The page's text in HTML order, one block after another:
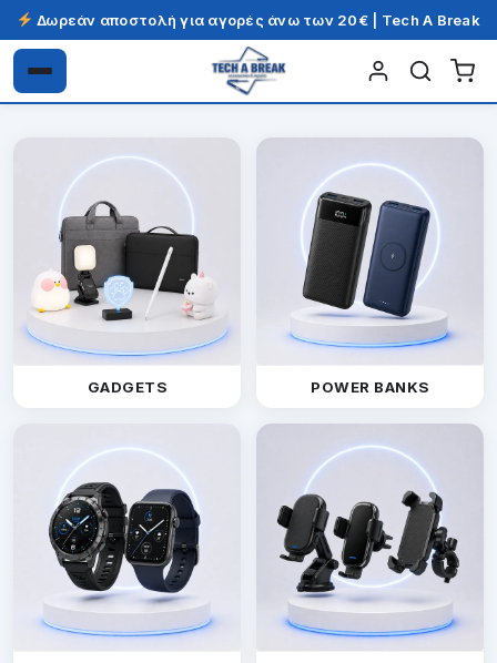
Δωρεάν αποστολή για αγορές άνω των 20€ | Tech A Break
Απευθείας
μετάβαση
Μετάβαση
σε
GADGETS POWER BANKS